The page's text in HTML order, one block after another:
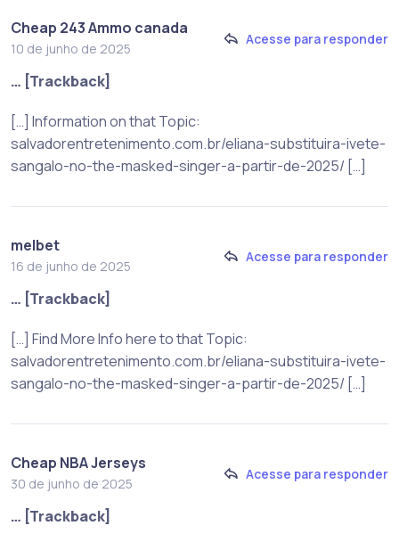
Cheap 243 Ammo canada
10 de junho de 2025
Acesse para responder
… [Trackback]
[…] Information on that Topic:
salvadorentretenimento.com.br/eliana-substituira-ivete-
sangalo-no-the-masked-singer-a-partir-de-2025/ […]
melbet
16 de junho de 2025
Acesse para responder
… [Trackback]
[…] Find More Info here to that Topic:
salvadorentretenimento.com.br/eliana-substituira-ivete-
sangalo-no-the-masked-singer-a-partir-de-2025/ […]
Cheap NBA Jerseys
30 de junho de 2025
Acesse para responder
… [Trackback]